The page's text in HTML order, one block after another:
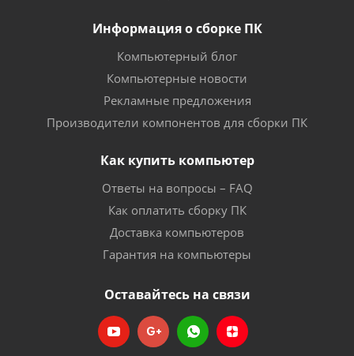
Информация о сборке ПК
Компьютерный блог
Компьютерные новости
Рекламные предложения
Производители компонентов для сборки ПК
Как купить компьютер
Ответы на вопросы – FAQ
Как оплатить сборку ПК
Доставка компьютеров
Гарантия на компьютеры
Оставайтесь на связи